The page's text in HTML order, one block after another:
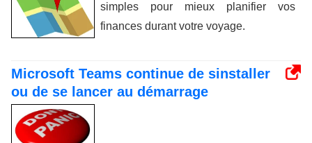
simples pour mieux planifier vos
finances durant votre voyage.
Microsoft Teams continue de sinstaller
ou de se lancer au démarrage